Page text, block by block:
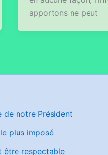
apportons ne peut
de notre Président
plus imposé
être respectable